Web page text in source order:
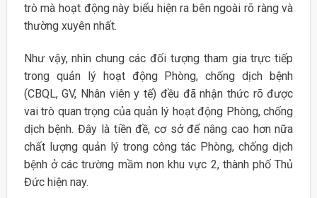
trò mà hoạt động này biểu hiện ra bên ngoài rõ ràng và
thường xuyên nhất.
Như vậy, nhìn chung các đối tượng tham gia trực tiếp
trong quản lý hoạt động Phòng, chống dịch bệnh
(CBQL, GV, Nhân viên y tế) đều đã nhận thức rõ được
vai trò quan trọng của quản lý hoạt động Phòng, chống
dịch bệnh. Đây là tiền đề, cơ sở để nâng cao hơn nữa
chất lượng quản lý trong công tác Phòng, chống dịch
bệnh ở các trường mầm non khu vực 2, thành phố Thủ
Đức hiện nay.